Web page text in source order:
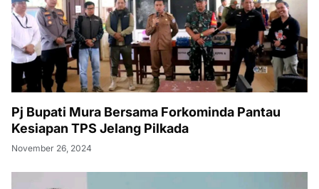
Pj Bupati Mura Bersama Forkominda Pantau
Kesiapan TPS Jelang Pilkada
November 26, 2024